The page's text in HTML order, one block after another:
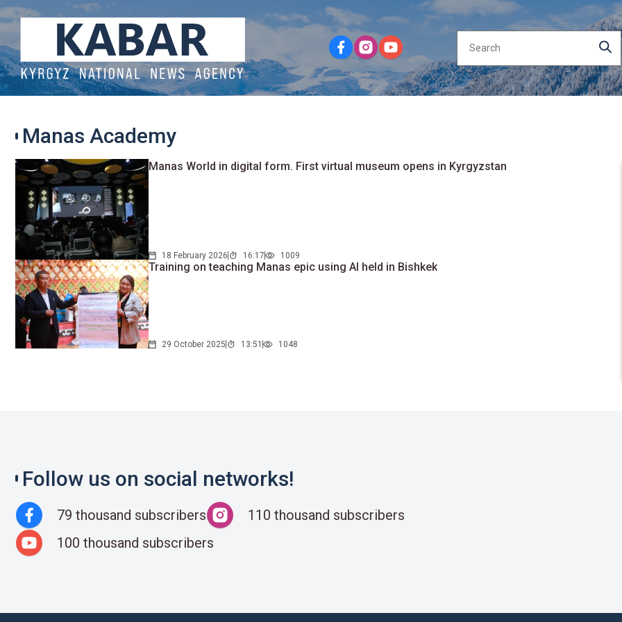
Manas Academy
Manas World in digital form. First virtual museum opens in Kyrgyzstan
18 February 2026 16:17 1009
Training on teaching Manas epic using AI held in Bishkek
29 October 2025 13:51 1048
Follow us on social networks!
79 thousand subscribers
110 thousand subscribers
100 thousand subscribers